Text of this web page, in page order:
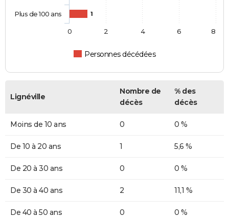
1
Personnes décédées
Plus de 100 ans
0 2 4 6 8
Lignéville
Nombre de
décès
% des
décès
Moins de 10 ans 0 0 %
De 10 à 20 ans 1 5,6 %
De 20 à 30 ans 0 0 %
De 30 à 40 ans 2 11,1 %
De 40 à 50 ans 0 0 %